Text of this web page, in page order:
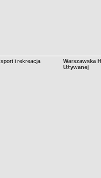
sport i rekreacja
Warszawska
Używanej